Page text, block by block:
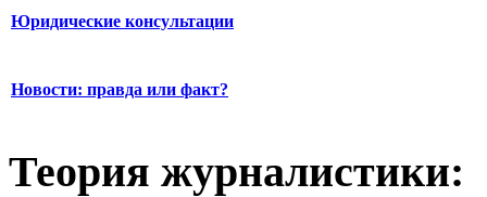
Юридические консультации
Новости: правда или факт?
Теория журналистики: